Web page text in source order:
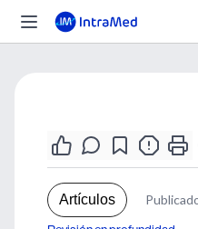
Artículos